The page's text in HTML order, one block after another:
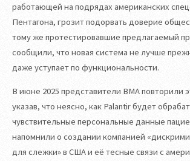
работающей на подрядах американских
Пентагона, грозит подорвать доверие
тому же протестировавшие предлагаемый
сообщили, что новая система не лучше
даже уступает по функциональности.
В июне 2025 представители BMA повторили
указав, что неясно, как Palantir будет
чувствительные персональные данные
напомнили о создании компанией
для слежки» в США и её тесные связи с